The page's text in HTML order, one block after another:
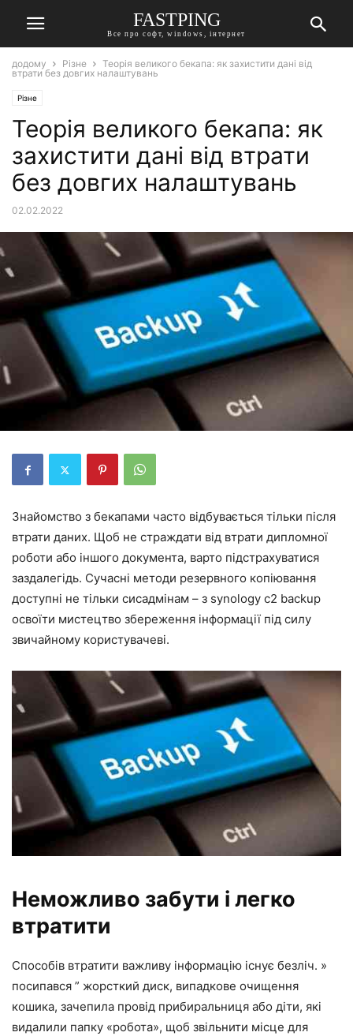
FASTPING
Все про софт, windows, інтернет
додому Різне
Теорія великого бекапа: як захистити дані від
втрати без довгих налаштувань
Різне
Теорія великого бекапа: як
захистити дані від втрати
без довгих налаштувань
02.02.2022
Знайомство з бекапами часто відбувається тільки після
втрати даних. Щоб не страждати від втрати дипломної
роботи або іншого документа, варто підстрахуватися
заздалегідь. Сучасні методи резервного копіювання
доступні не тільки сисадмінам – з synology c2 backup
освоїти мистецтво збереження інформації під силу
звичайному користувачеві.
Неможливо забути і легко
втратити
Способів втратити важливу інформацію існує безліч. »
посипався ” жорсткий диск, випадкове очищення
кошика, зачепила провід прибиральниця або діти, які
видалили папку «робота», щоб звільнити місце для